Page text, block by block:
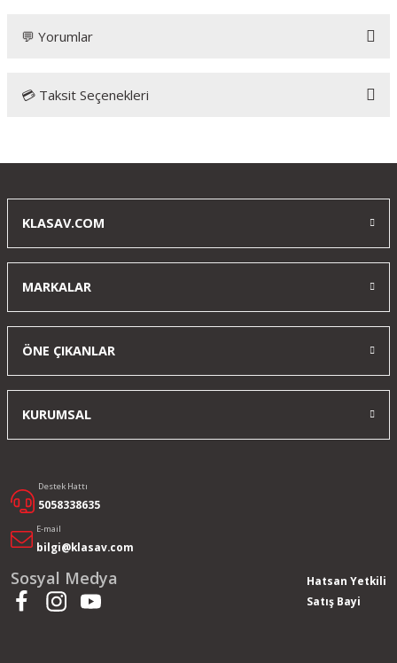
💬 Yorumlar
Airsoft Tüfek Siyah
Bu mağazadan ilk alışverişim ve kesinlikle son olmayacak.
Siparişim çok hızlı geldi, silahın malzeme kalitesi efsane.
k... k... | 12/03/2025
Yorum Yaz
💳 Taksit Seçenekleri
KLASAV.COM
MARKALAR
ÖNE ÇIKANLAR
KURUMSAL
Destek Hattı
5058338635
E-mail
bilgi@klasav.com
Sosyal Medya
Hatsan Yetkili
Satış Bayi